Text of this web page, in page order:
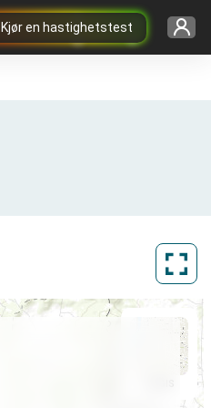
Kjør en hastighetstest